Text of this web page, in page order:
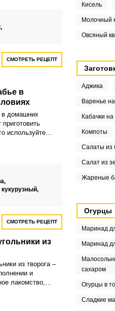
в шкафчиках
СМОТРЕТЬ РЕЦЕПТ
в
в домашних
используйте
СМОТРЕТЬ РЕЦЕПТ
из
из творога –
и
лакомство,
Кисель
Молочный
Овсяный
Аджика
Варенье
Кабачки на
Компоты
Салаты из
Салат из
Жареные
Огурцы
Маринад
Маринад
сахаром
Огурцы в
Сладкие